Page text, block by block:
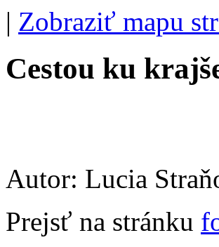
| Zobraziť mapu
Cestou ku
Autor: Lucia
Prejsť na stránku